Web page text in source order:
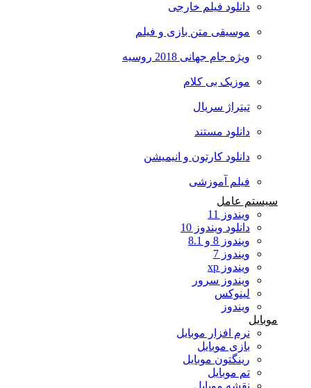
دانلود فیلم خارجی
موسیقی متن بازی و فیلم
ویژه جام جهانی 2018 روسیه
موزیک بی کلام
تیتراژ سریال
دانلود مستند
دانلود کارتون و انیمیشن
فیلم آموزشی
سیستم عامل
ویندوز 11
دانلود ویندوز 10
ویندوز 8 و 8.1
ویندوز 7
ویندوز xp
ویندوز سرور
لینوکس
ویندوز
نرم افزار موبایل
بازی موبایل
رینگتون موبایل
تم موبایل
نقشه موبایل